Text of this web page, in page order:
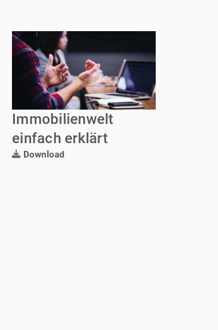
Immobilienwelt
einfach erklärt
Download